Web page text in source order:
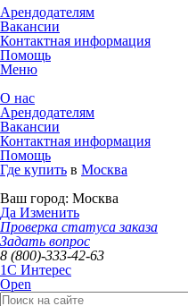
Арендодателям
Вакансии
Контактная информация
Помощь
Меню
О нас
Арендодателям
Вакансии
Контактная информация
Помощь
Где купить в Москва
Ваш город: Москва
Да Изменить
Проверка статуса заказа
Задать вопрос
8 (800)-333-42-63
1C Интерес
Open